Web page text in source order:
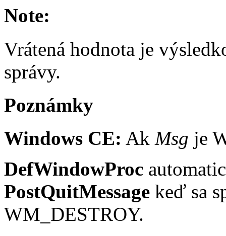
Note:
Vrátená hodnota je
správy.
Poznámky
Windows CE: Ak Msg je
DefWindowProc
PostQuitMessage keď sa
WM_DESTROY.